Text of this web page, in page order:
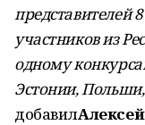
представителей
участников из
одному
Эстонии,
добавил